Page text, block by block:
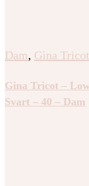
Dam, Gina Tricot
Gina Tricot –
Svart – 40 – Dam